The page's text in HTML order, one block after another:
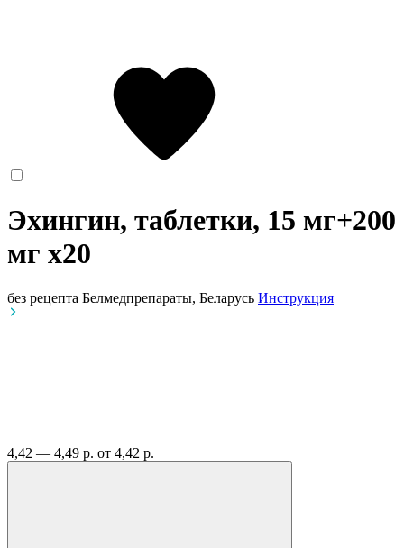
Эхингин, таблетки, 15 мг+200
мг x20
без рецепта Белмедпрепараты, Беларусь Инструкция
4,42 — 4,49 р. от 4,42 р.